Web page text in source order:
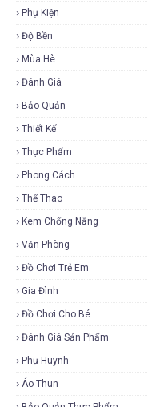
Phụ Kiện
Độ Bền
Mùa Hè
Đánh Giá
Bảo Quản
Thiết Kế
Thực Phẩm
Phong Cách
Thể Thao
Kem Chống Nắng
Văn Phòng
Đồ Chơi Trẻ Em
Gia Đình
Đồ Chơi Cho Bé
Đánh Giá Sản Phẩm
Phụ Huynh
Áo Thun